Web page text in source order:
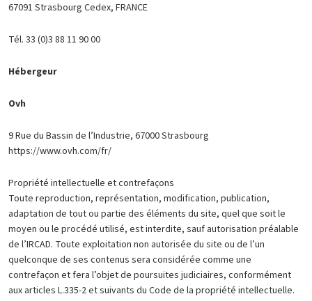
67091 Strasbourg Cedex, FRANCE
Tél. 33 (0)3 88 11 90 00
Hébergeur
Ovh
9 Rue du Bassin de l’Industrie, 67000 Strasbourg
https://www.ovh.com/fr/
Propriété intellectuelle et contrefaçons
Toute reproduction, représentation, modification, publication,
adaptation de tout ou partie des éléments du site, quel que soit le
moyen ou le procédé utilisé, est interdite, sauf autorisation préalable
de l’IRCAD. Toute exploitation non autorisée du site ou de l’un
quelconque de ses contenus sera considérée comme une
contrefaçon et fera l’objet de poursuites judiciaires, conformément
aux articles L.335-2 et suivants du Code de la propriété intellectuelle.